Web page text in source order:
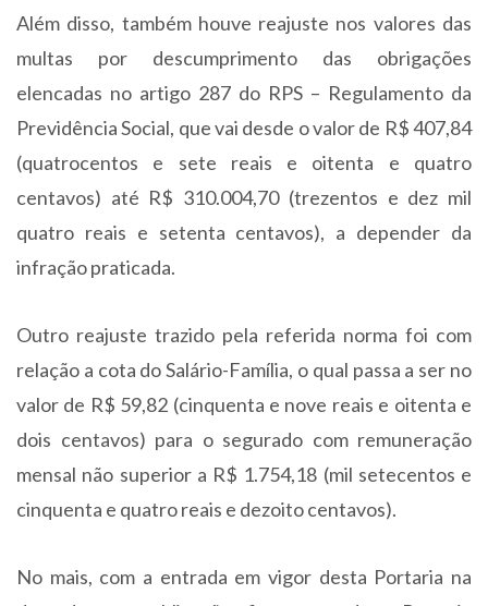
Além disso, também houve reajuste nos valores das
multas por descumprimento das obrigações
elencadas no artigo 287 do RPS – Regulamento da
Previdência Social, que vai desde o valor de R$ 407,84
(quatrocentos e sete reais e oitenta e quatro
centavos) até R$ 310.004,70 (trezentos e dez mil
quatro reais e setenta centavos), a depender da
infração praticada.
Outro reajuste trazido pela referida norma foi com
relação a cota do Salário-Família, o qual passa a ser no
valor de R$ 59,82 (cinquenta e nove reais e oitenta e
dois centavos) para o segurado com remuneração
mensal não superior a R$ 1.754,18 (mil setecentos e
cinquenta e quatro reais e dezoito centavos).
No mais, com a entrada em vigor desta Portaria na